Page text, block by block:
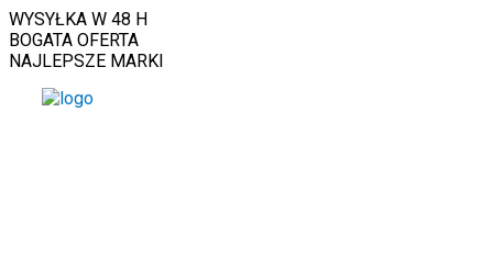
Skip
to
the
WYSYŁKA W 48 H
BOGATA OFERTA
NAJLEPSZE MARKI